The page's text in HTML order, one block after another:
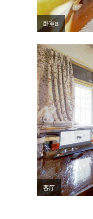
卧室B
客厅